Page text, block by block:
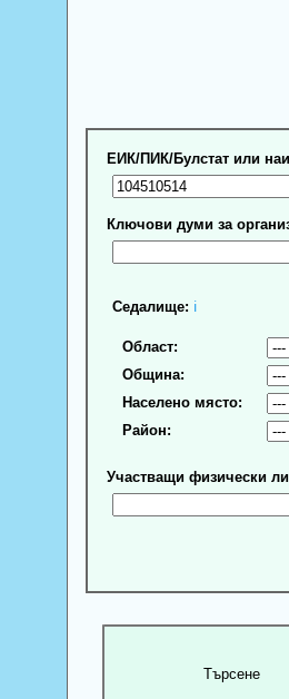
ЕИК/ПИК/Булстат или
Ключови думи за
Седалище: ℹ
Област:
Община:
Населено място:
Район:
Участващи физически